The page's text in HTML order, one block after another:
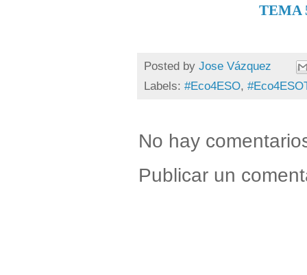
TEMA
Posted by Jose Vázquez
Labels: #Eco4ESO,
No hay
Publicar un